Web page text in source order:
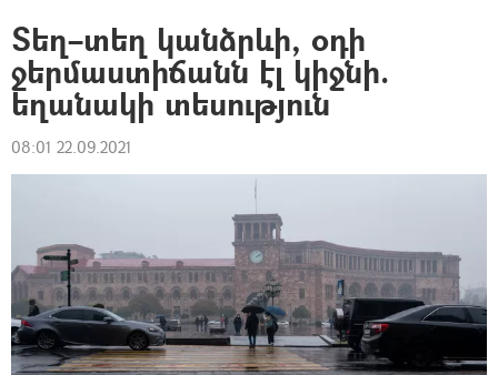
Տեղ–տեղ կանձրևի, օդի
ջերմաստիճանն էլ կիջնի.
եղանակի տեսություն
08:01 22.09.2021